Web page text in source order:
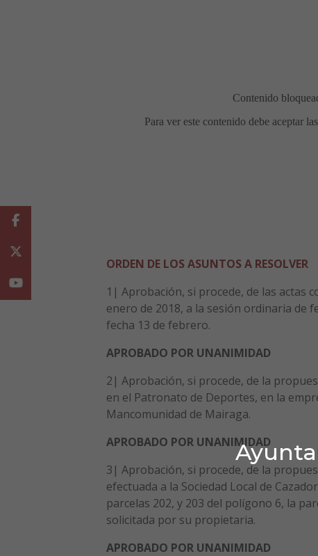
ORDEN DE LOS ASUNTOS A RESOLVER
1| Aprobación, si procede, de las actas
enero de 2018, a la sesión ordinaria de
fecha 13 de febrero.
APROBADO POR UNANIMIDAD
2| Aprobación, si procede, de la
en el Patronato de Deportes, en la
Mancomunidad de Mairaga.
APROBADO POR UNANIMIDAD
3| Aprobación, si procede, de la
efectuada a la Sociedad Local de
parcelas 202, y 203 del polígono 6, la
solicitada por su propietaria.
APROBADO POR UNANIMIDAD
Facebook
Youtube